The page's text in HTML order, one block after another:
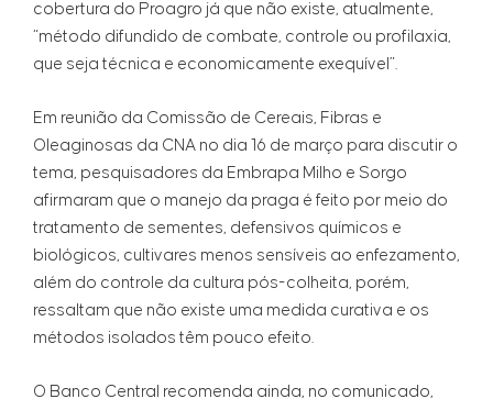
cobertura do Proagro já que não existe, atualmente,
“método difundido de combate, controle ou profilaxia,
que seja técnica e economicamente exequível”.
Em reunião da Comissão de Cereais, Fibras e
Oleaginosas da CNA no dia 16 de março para discutir o
tema, pesquisadores da Embrapa Milho e Sorgo
afirmaram que o manejo da praga é feito por meio do
tratamento de sementes, defensivos químicos e
biológicos, cultivares menos sensíveis ao enfezamento,
além do controle da cultura pós-colheita, porém,
ressaltam que não existe uma medida curativa e os
métodos isolados têm pouco efeito.
O Banco Central recomenda ainda, no comunicado,